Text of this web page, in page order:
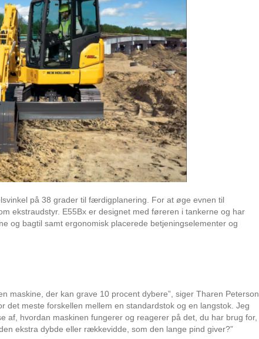
på 38 grader til færdigplanering. For at øge evnen til
ekstraudstyr. E55Bx er designet med føreren i tankerne og har
og bagtil samt ergonomisk placerede betjeningselementer og
maskine, der kan grave 10 procent dybere”, siger Tharen Peterson,
det meste forskellen mellem en standardstok og en langstok. Jeg
af, hvordan maskinen fungerer og reagerer på det, du har brug for,
ekstra dybde eller rækkevidde, som den lange pind giver?”